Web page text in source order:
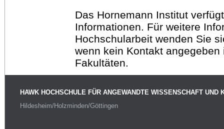
Das Hornemann Institut
Informationen. Für weitere
Hochschularbeit wenden Sie
wenn kein Kontakt
Fakultäten.
HAWK HOCHSCHULE FÜR ANGEWANDTE WISSENSCHAFT UND
Hildesheim/Holzminden/Göttingen